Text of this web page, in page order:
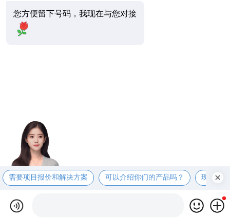
您方便留下号码，我现在与您对接
需要项目报价和解决方案 可以介绍你们的产品吗？ 现在有